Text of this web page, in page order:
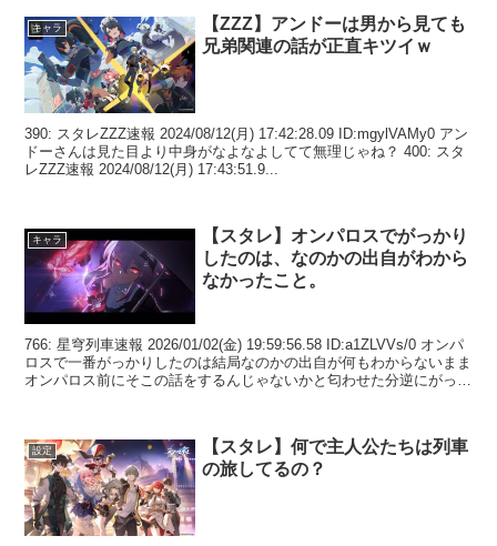
キャラ
【ZZZ】アンドーは男から見ても
兄弟関連の話が正直キツイｗ
390: スタレZZZ速報 2024/08/12(月) 17:42:28.09 ID:mgylVAMy0 アン
ドーさんは見た目より中身がなよなよしてて無理じゃね？ 400: スタ
レZZZ速報 2024/08/12(月) 17:43:51.9...
キャラ
【スタレ】オンパロスでがっかり
したのは、なのかの出自がわから
なかったこと。
766: 星穹列車速報 2026/01/02(金) 19:59:56.58 ID:a1ZLVVs/0 オンパ
ロスで一番がっかりしたのは結局なのかの出自が何もわからないまま
オンパロス前にそこの話をするんじゃないかと匂わせた分逆にがっか
設定
【スタレ】何で主人公たちは列車
の旅してるの？